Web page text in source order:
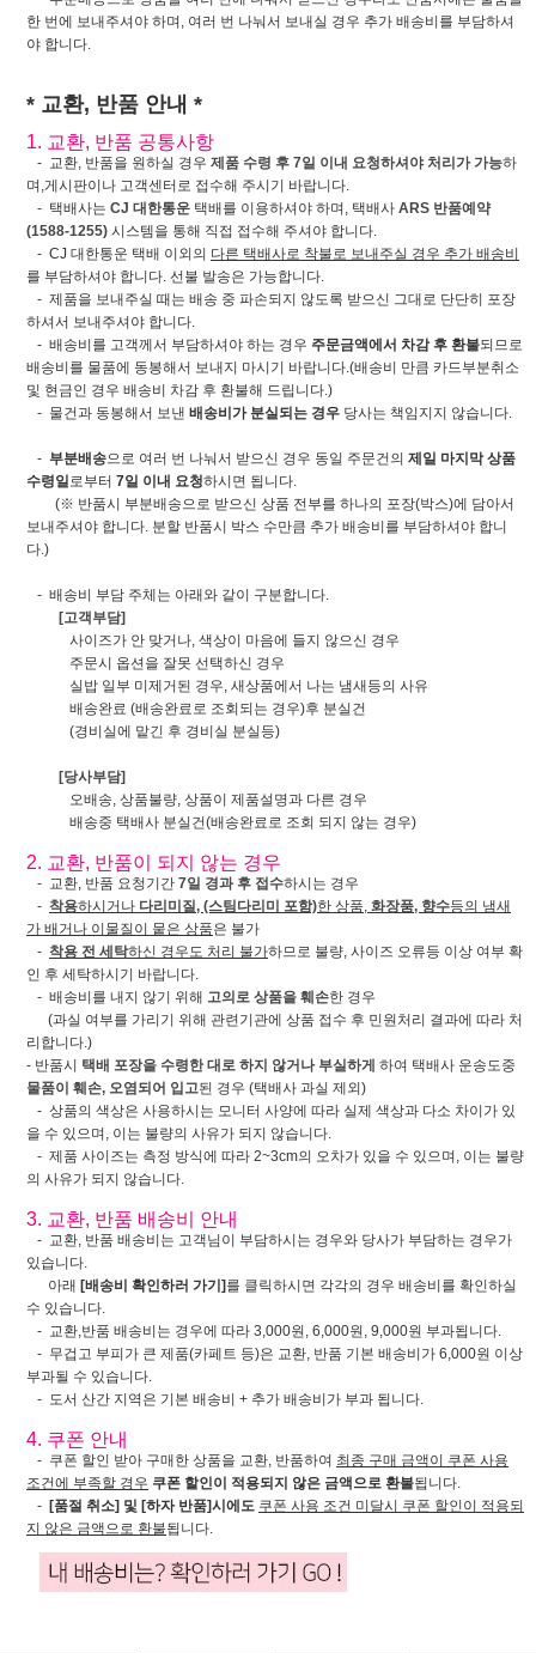
한 번에 보내주셔야 하며, 여러 번 나눠서 보내실 경우 추가 배송비를 부담하셔
야 합니다.
* 교환, 반품 안내 *
1. 교환, 반품 공통사항
- 교환, 반품을 원하실 경우 제품 수령 후 7일 이내 요청하셔야 처리가 가능하
며,게시판이나 고객센터로 접수해 주시기 바랍니다.
- 택배사는 CJ 대한통운 택배를 이용하셔야 하며, 택배사 ARS 반품예약
(1588-1255) 시스템을 통해 직접 접수해 주셔야 합니다.
- CJ 대한통운 택배 이외의 다른 택배사로 착불로 보내주실 경우 추가 배송비
를 부담하셔야 합니다. 선불 발송은 가능합니다.
- 제품을 보내주실 때는 배송 중 파손되지 않도록 받으신 그대로 단단히 포장
하셔서 보내주셔야 합니다.
- 배송비를 고객께서 부담하셔야 하는 경우 주문금액에서 차감 후 환불되므로
배송비를 물품에 동봉해서 보내지 마시기 바랍니다.(배송비 만큼 카드부분취소
및 현금인 경우 배송비 차감 후 환불해 드립니다.)
- 물건과 동봉해서 보낸 배송비가 분실되는 경우 당사는 책임지지 않습니다.
- 부분배송으로 여러 번 나눠서 받으신 경우 동일 주문건의 제일 마지막 상품
수령일로부터 7일 이내 요청하시면 됩니다.
(※ 반품시 부분배송으로 받으신 상품 전부를 하나의 포장(박스)에 담아서
보내주셔야 합니다. 분할 반품시 박스 수만큼 추가 배송비를 부담하셔야 합니
다.)
- 배송비 부담 주체는 아래와 같이 구분합니다.
[고객부담]
사이즈가 안 맞거나, 색상이 마음에 들지 않으신 경우
주문시 옵션을 잘못 선택하신 경우
실밥 일부 미제거된 경우, 새상품에서 나는 냄새등의 사유
배송완료 (배송완료로 조회되는 경우)후 분실건
(경비실에 맡긴 후 경비실 분실등)
[당사부담]
오배송, 상품불량, 상품이 제품설명과 다른 경우
배송중 택배사 분실건(배송완료로 조회 되지 않는 경우)
2. 교환, 반품이 되지 않는 경우
- 교환, 반품 요청기간 7일 경과 후 접수하시는 경우
- 착용하시거나 다리미질, (스팀다리미 포함)한 상품, 화장품, 향수등의 냄새
가 배거나 이물질이 뭍은 상품은 불가
- 착용 전 세탁하신 경우도 처리 불가하므로 불량, 사이즈 오류등 이상 여부 확
인 후 세탁하시기 바랍니다.
- 배송비를 내지 않기 위해 고의로 상품을 훼손한 경우
(과실 여부를 가리기 위해 관련기관에 상품 접수 후 민원처리 결과에 따라 처
리합니다.)
- 반품시 택배 포장을 수령한 대로 하지 않거나 부실하게 하여 택배사 운송도중
물품이 훼손, 오염되어 입고된 경우 (택배사 과실 제외)
- 상품의 색상은 사용하시는 모니터 사양에 따라 실제 색상과 다소 차이가 있
을 수 있으며, 이는 불량의 사유가 되지 않습니다.
- 제품 사이즈는 측정 방식에 따라 2~3cm의 오차가 있을 수 있으며, 이는 불량
의 사유가 되지 않습니다.
3. 교환, 반품 배송비 안내
- 교환, 반품 배송비는 고객님이 부담하시는 경우와 당사가 부담하는 경우가
있습니다.
아래 [배송비 확인하러 가기] 를 클릭하시면 각각의 경우 배송비를 확인하실
수 있습니다.
- 교환,반품 배송비는 경우에 따라 3,000원, 6,000원, 9,000원 부과됩니다.
- 무겁고 부피가 큰 제품(카페트 등)은 교환, 반품 기본 배송비가 6,000원 이상
부과될 수 있습니다.
- 도서 산간 지역은 기본 배송비 + 추가 배송비가 부과 됩니다.
4. 쿠폰 안내
- 쿠폰 할인 받아 구매한 상품을 교환, 반품하여 최종 구매 금액이 쿠폰 사용
조건에 부족할 경우 쿠폰 할인이 적용되지 않은 금액으로 환불됩니다.
- [품절 취소] 및 [하자 반품]시에도 쿠폰 사용 조건 미달시 쿠폰 할인이 적용되
지 않은 금액으로 환불됩니다.